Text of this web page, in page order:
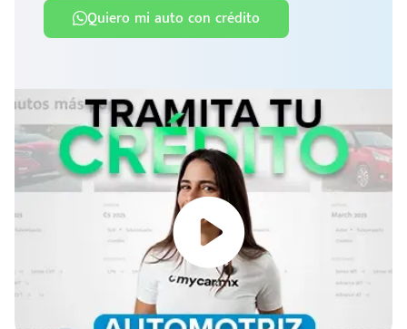
Quiero mi auto con crédito